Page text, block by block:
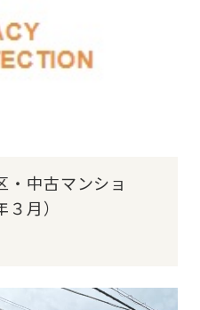
・中古マンショ
年３月）